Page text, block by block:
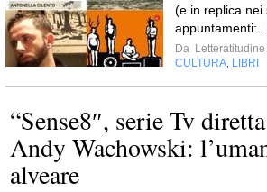
(e in replica nei
appuntamenti:...
Da Letteratitudine
CULTURA LIBRI
“Sense8″, serie Tv
Andy Wachowski:
alveare